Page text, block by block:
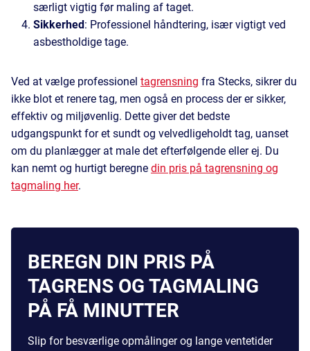
særligt vigtig før maling af taget.
Sikkerhed : Professionel håndtering, især vigtigt ved
asbestholdige tage.
Ved at vælge professionel tagrensning fra Stecks, sikrer du
ikke blot et renere tag, men også en process der er sikker,
effektiv og miljøvenlig. Dette giver det bedste
udgangspunkt for et sundt og velvedligeholdt tag, uanset
om du planlægger at male det efterfølgende eller ej. Du
kan nemt og hurtigt beregne din pris på tagrensning og
tagmaling her.
BEREGN DIN PRIS PÅ
TAGRENS OG TAGMALING
PÅ FÅ MINUTTER
Slip for besværlige opmålinger og lange ventetider